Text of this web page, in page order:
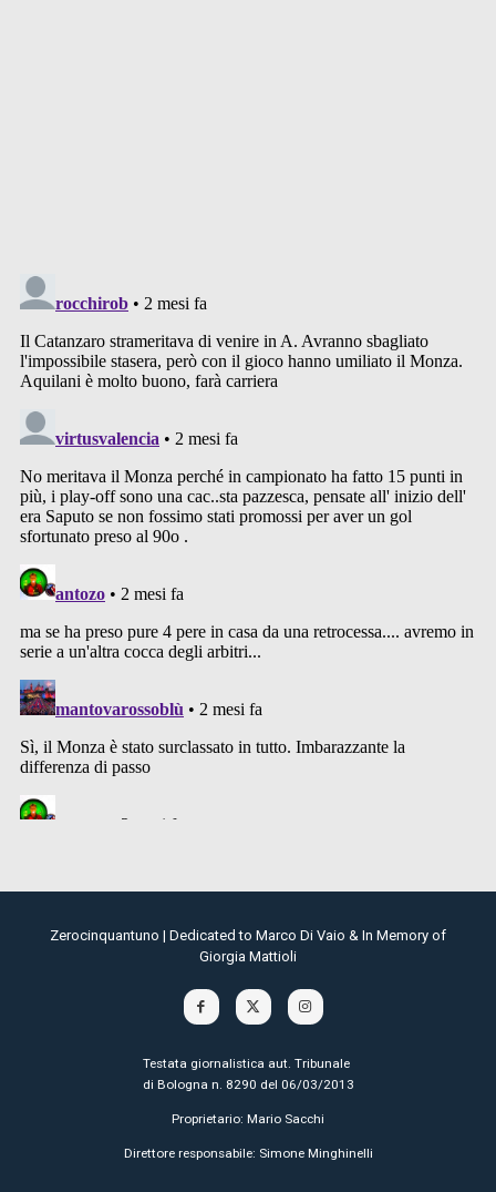
Zerocinquantuno | Dedicated to Marco Di Vaio & In Memory of
Giorgia Mattioli
Testata giornalistica aut. Tribunale
di Bologna n. 8290 del 06/03/2013
Proprietario: Mario Sacchi
Direttore responsabile: Simone Minghinelli